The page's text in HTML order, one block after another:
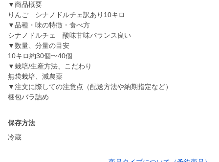
▼商品概要
りんご シナノドルチェ訳あり10キロ
▼品種・味の特徴・食べ方
シナノドルチェ 酸味甘味バランス良い
▼数量、分量の目安
10キロ約30個〜40個
▼栽培/生産方法、こだわり
無袋栽培、減農薬
▼注文に際しての注意点（配送方法や納期指定など）
梱包バラ詰め
保存方法
冷蔵